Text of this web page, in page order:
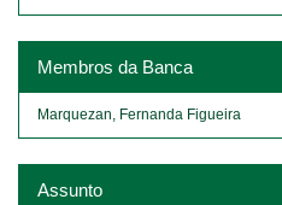
Membros da Banca
Marquezan, Fernanda Figueira
Assunto